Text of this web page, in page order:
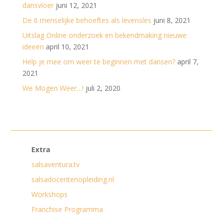
dansvloer juni 12, 2021
De 6 menselijke behoeftes als levensles juni 8, 2021
Uitslag Online onderzoek en bekendmaking nieuwe
ideeën april 10, 2021
Help je mee om weer te beginnen met dansen? april 7,
2021
We Mogen Weer…! juli 2, 2020
Extra
salsaventura.tv
salsadocentenopleiding.nl
Workshops
Franchise Programma